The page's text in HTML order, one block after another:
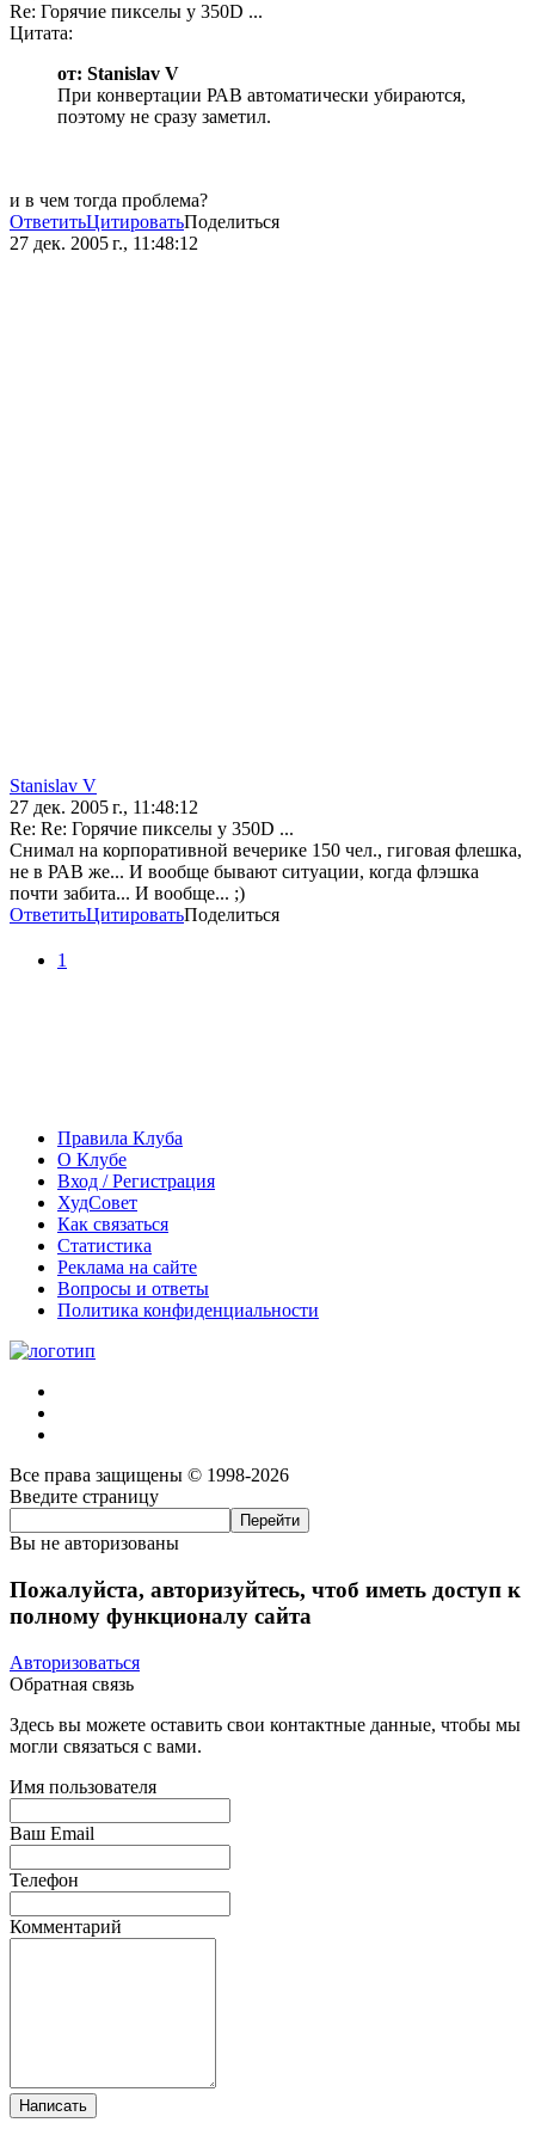
Re: Горячие пикселы у 350D ...
Цитата:
от: Stanislav V
При конвертации РАВ автомaтически убираются,
поэтому не сразу заметил.
и в чем тогда проблема?
ОтветитьЦитироватьПоделиться
27 дек. 2005 г., 11:48:12
Stanislav V
27 дек. 2005 г., 11:48:12
Re: Re: Горячие пикселы у 350D ...
Снимал на корпоративной вечерике 150 чел., гиговая флешка,
не в РАВ же... И вообще бывают ситуации, когда флэшка
почти забита... И вообще... ;)
ОтветитьЦитироватьПоделиться
1
Правила Клуба
О Клубе
Вход / Регистрация
ХудСовет
Как связаться
Статистика
Реклама на сайте
Вопросы и ответы
Политика конфиденциальности
Все права защищены © 1998-2026
Введите страницу
Вы не авторизованы
Пожалуйста, авторизуйтесь, чтоб иметь доступ к
полному функционалу сайта
Авторизоваться
Обратная связь
Здесь вы можете оставить свои контактные данные, чтобы мы
могли связаться с вами.
Имя пользователя
Ваш Email
Телефон
Комментарий
Написать